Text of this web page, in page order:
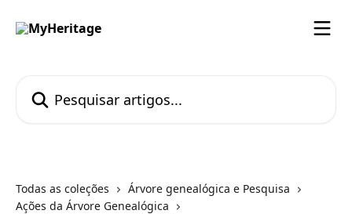
Todas as coleções
Árvore genealógica e Pesquisa
Ações da Árvore Genealógica